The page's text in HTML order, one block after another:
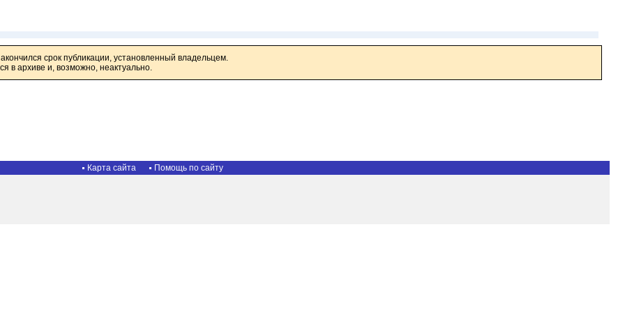
срок публикации, установленный владельцем.
в архиве и, возможно, неактуально.
Карта сайта Помощь по сайту